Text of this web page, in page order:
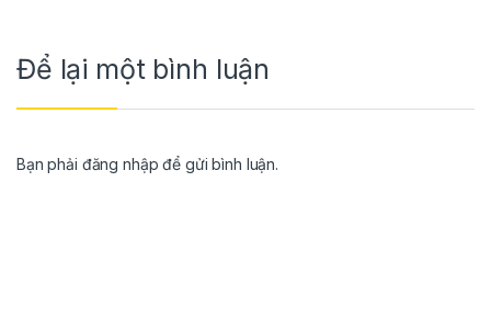
Để lại một bình luận
Bạn phải đăng nhập để gửi bình luận.